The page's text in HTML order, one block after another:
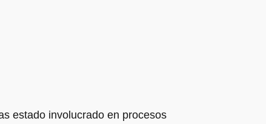
estado involucrado en procesos